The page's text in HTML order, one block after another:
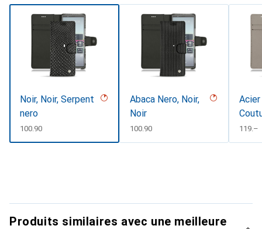
Noir, Noir, Serpent
nero
CHF
100.90
Abaca Nero, Noir,
Noir
CHF
100.90 CHF
119.–
Produits similaires avec une meilleure